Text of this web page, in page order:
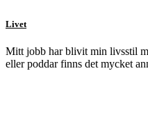
Livet
Mitt jobb har blivit min livsstil
eller poddar finns det mycket